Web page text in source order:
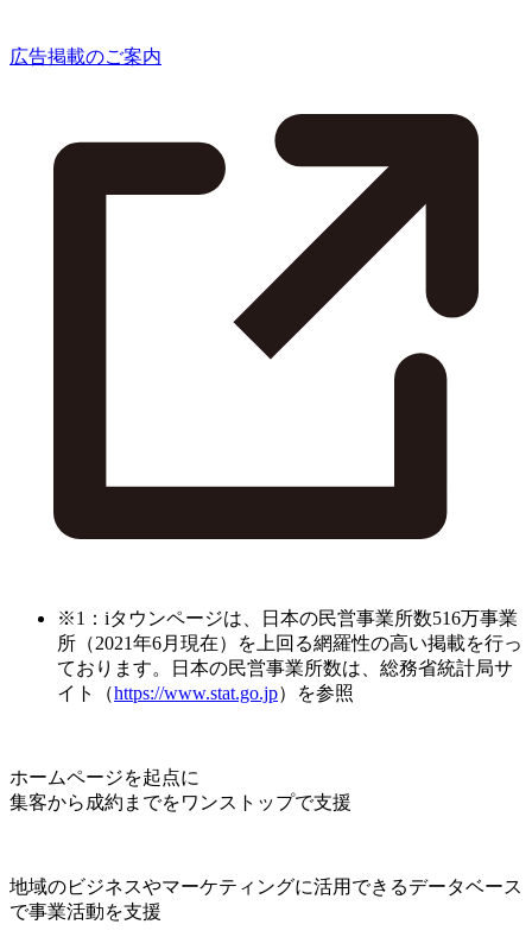
広告掲載のご案内
※1：iタウンページは、日本の民営事業所数516万事業
所（2021年6月現在）を上回る網羅性の高い掲載を行っ
ております。日本の民営事業所数は、総務省統計局サ
イト（https://www.stat.go.jp）を参照
ホームページを起点に
集客から成約までをワンストップで支援
地域のビジネスやマーケティングに活用できるデータベース
で事業活動を支援